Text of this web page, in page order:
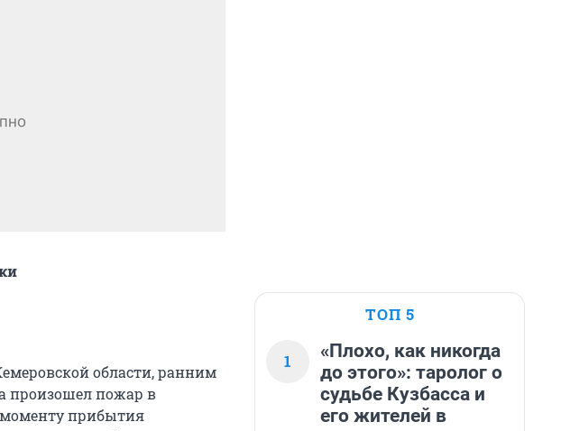
области, ранним
произошел пожар в
моменту прибытия
ТОП 5
1
«Плохо, как никогда
до этого»: таролог о
судьбе Кузбасса и
его жителей в